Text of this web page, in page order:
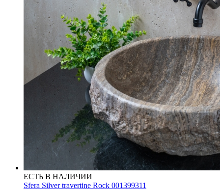
ЕСТЬ В НАЛИЧИИ
Sfera Silver travertine Rock 001399311